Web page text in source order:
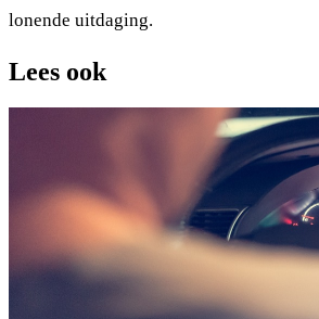
lonende uitdaging.
Lees ook